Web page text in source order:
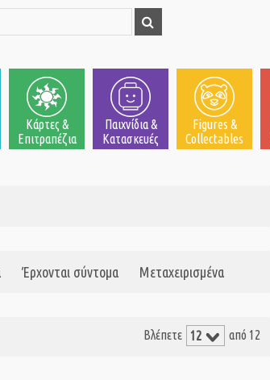
Κάρτες &
Επιτραπέζια
Παιχνίδια &
Κατασκευές
Figures &
Collectables
Έρχονται σύντομα Μεταχειρισμένα
Βλέπετε από 12